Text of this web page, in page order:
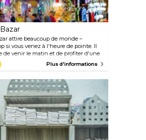
attire beaucoup de monde –
si vous venez à l'heure de pointe. Il
de venir le matin et de profiter d'une
l'un des cafés pendant que le
à s'animer. Il y a des milliers
épices. Le Bazar est un monde à lui
est facile (mais amusant) de se perdre
grouillantes de monde.
Plus d'informations